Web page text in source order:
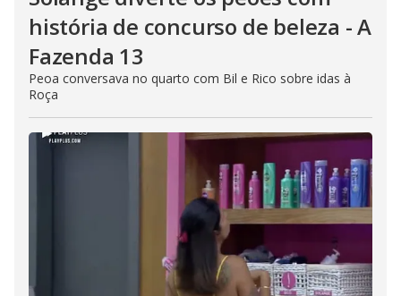
história de concurso de beleza - A
Fazenda 13
Peoa conversava no quarto com Bil e Rico sobre idas à
Roça